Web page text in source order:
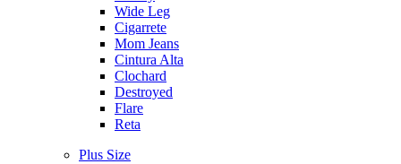
Wide Leg
Cigarrete
Mom Jeans
Cintura Alta
Clochard
Destroyed
Flare
Reta
Plus Size